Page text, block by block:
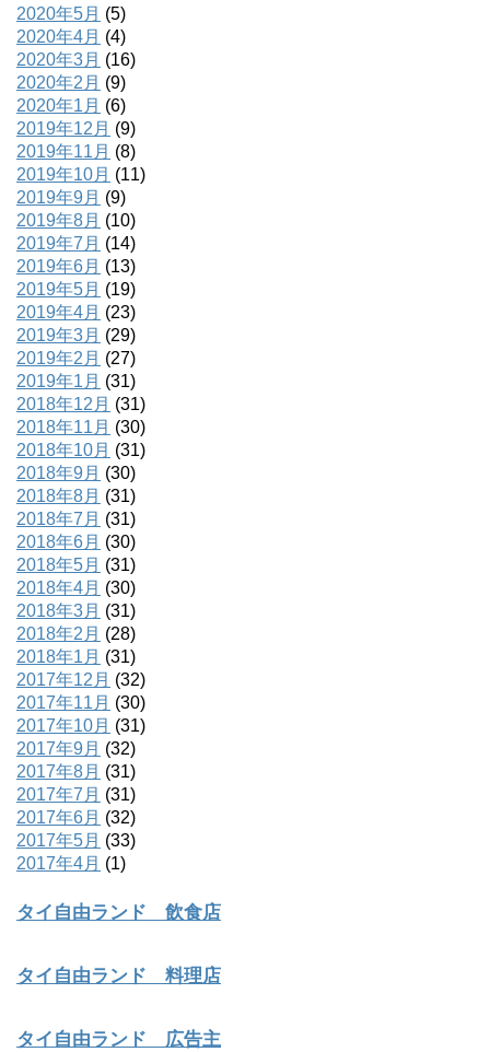
2020年5月 (5)
2020年4月 (4)
2020年3月 (16)
2020年2月 (9)
2020年1月 (6)
2019年12月 (9)
2019年11月 (8)
2019年10月 (11)
2019年9月 (9)
2019年8月 (10)
2019年7月 (14)
2019年6月 (13)
2019年5月 (19)
2019年4月 (23)
2019年3月 (29)
2019年2月 (27)
2019年1月 (31)
2018年12月 (31)
2018年11月 (30)
2018年10月 (31)
2018年9月 (30)
2018年8月 (31)
2018年7月 (31)
2018年6月 (30)
2018年5月 (31)
2018年4月 (30)
2018年3月 (31)
2018年2月 (28)
2018年1月 (31)
2017年12月 (32)
2017年11月 (30)
2017年10月 (31)
2017年9月 (32)
2017年8月 (31)
2017年7月 (31)
2017年6月 (32)
2017年5月 (33)
2017年4月 (1)
タイ自由ランド 飲食店
タイ自由ランド 料理店
タイ自由ランド 広告主